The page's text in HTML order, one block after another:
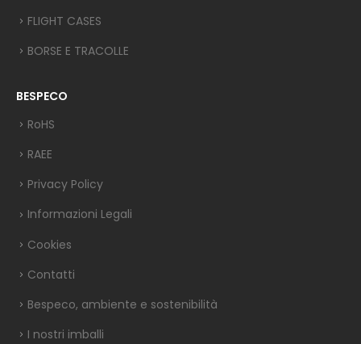
FLIGHT CASES
BORSE E TRACOLLE
BESPECO
RoHS
RAEE
Privacy Policy
Informazioni Legali
Cookies
Contatti
Bespeco, ambiente e sostenibilità
I nostri imballi